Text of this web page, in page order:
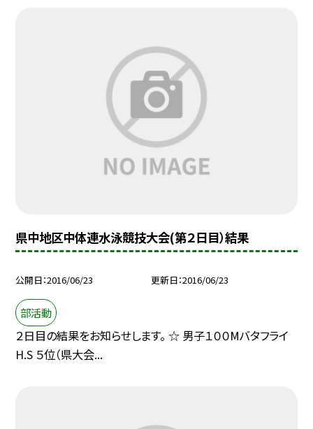
県中地区中体連水泳競技大会(第２日目）結果
公開日 2016/06/23 更新日 2016/06/23
部活動
２日目の結果をお知らせします。 ☆ 男子１００Mバタフライ
H.S ５位（県大会...